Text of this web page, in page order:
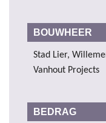
BOUWHEER
Stad Lier,
Vanhout Projects
BEDRAG